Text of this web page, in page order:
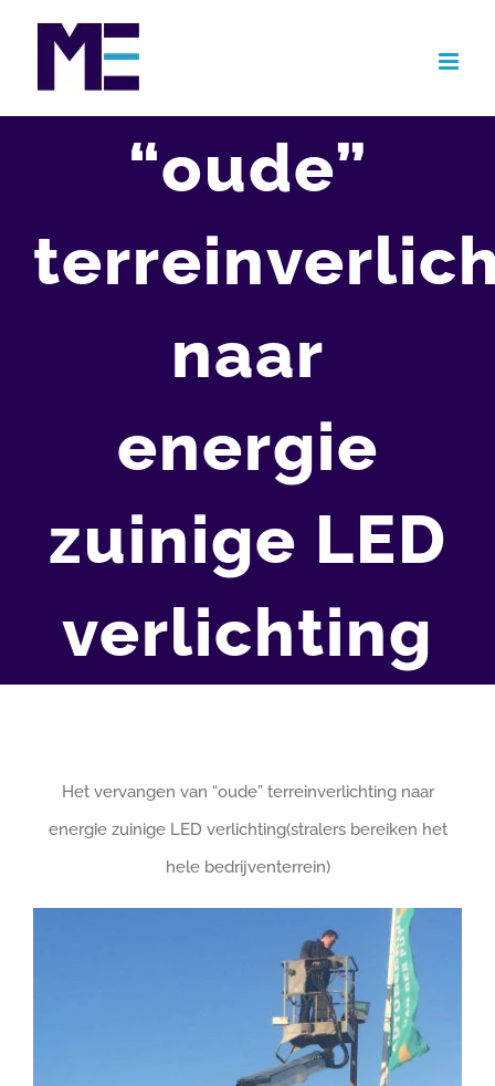
inhoud
“oude”
naar
energie
zuinige LED
verlichting
Het vervangen van “oude” terreinverlichting naar
energie zuinige LED verlichting(stralers bereiken het
hele bedrijventerrein)